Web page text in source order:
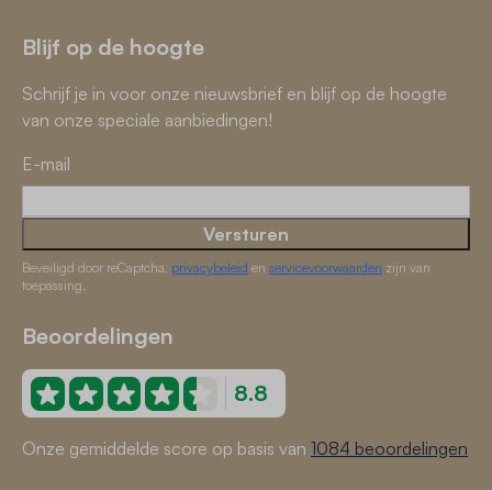
Blijf op de hoogte
Schrijf je in voor onze nieuwsbrief en blijf op de hoogte
van onze speciale aanbiedingen!
E-mail
Versturen
Beveiligd door reCaptcha, privacybeleid en servicevoorwaarden zijn van
toepassing.
Beoordelingen
8.8
Onze gemiddelde score op basis van 1084 beoordelingen